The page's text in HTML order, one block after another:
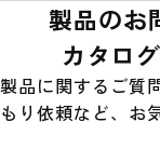
製品のお
カタロ
製品に関するご質
もり依頼など、お